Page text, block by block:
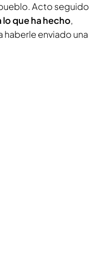
Acto seguido
lo que ha hecho,
haberle enviado una